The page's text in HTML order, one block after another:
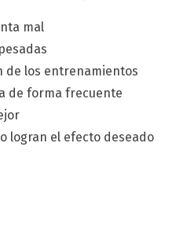
mal
de los entrenamientos
de forma frecuente
logran el efecto deseado